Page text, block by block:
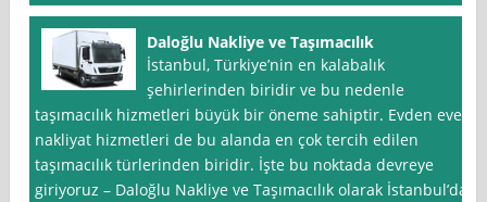
Daloğlu Nakliye ve Taşımacılık
İstanbul, Türkiye’nin en kalabalık
şehirlerinden biridir ve bu nedenle
taşımacılık hizmetleri büyük bir öneme sahiptir. Evden eve
nakliyat hizmetleri de bu alanda en çok tercih edilen
taşımacılık türlerinden biridir. İşte bu noktada devreye
giriyoruz – Daloğlu Nakliye ve Taşımacılık olarak İstanbul’da